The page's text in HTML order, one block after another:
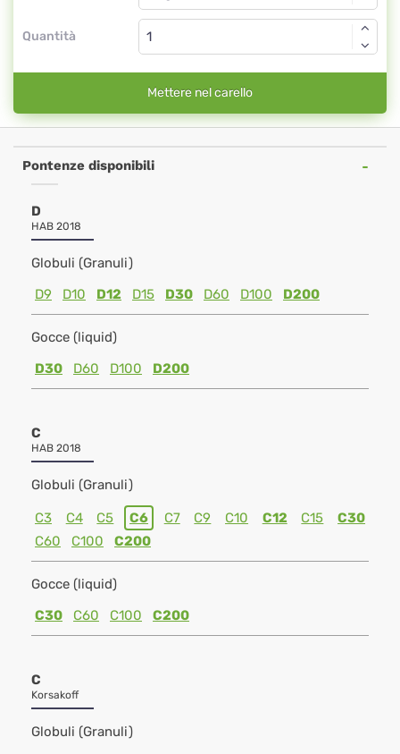
Quantità
Mettere nel carello
Pontenze disponibili
D
HAB 2018
Globuli (Granuli)
D9
D10 D12 D15 D30 D60 D100 D200
Gocce (liquid)
D30
D60 D100 D200
C
HAB 2018
Globuli (Granuli)
C3 C4 C5 C6 C7 C9 C10 C12 C15
C30
C60
C100 C200
Gocce (liquid)
C30
C60 C100 C200
C
Korsakoff
Globuli (Granuli)